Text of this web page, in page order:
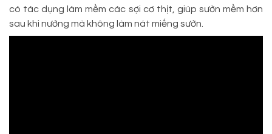
có tác dụng làm mềm các sợi cơ thịt, giúp sườn mềm hơn
sau khi nướng mà không làm nát miếng sườn.